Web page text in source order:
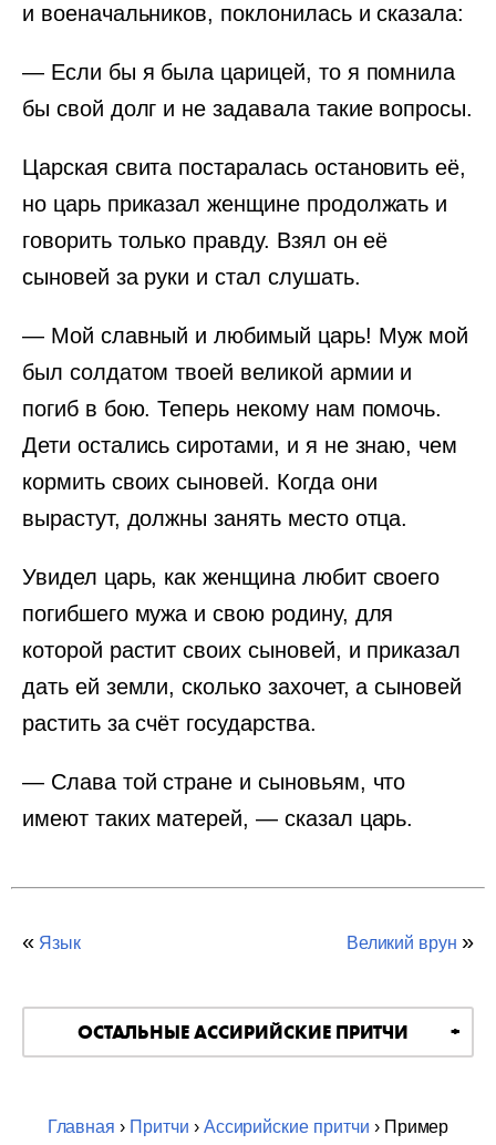
и военачальников, поклонилась и сказала:
— Если бы я была царицей, то я помнила
бы свой долг и не задавала такие вопросы.
Царская свита постаралась остановить её,
но царь приказал женщине продолжать и
говорить только правду. Взял он её
сыновей за руки и стал слушать.
— Мой славный и любимый царь! Муж мой
был солдатом твоей великой армии и
погиб в бою. Теперь некому нам помочь.
Дети остались сиротами, и я не знаю, чем
кормить своих сыновей. Когда они
вырастут, должны занять место отца.
Увидел царь, как женщина любит своего
погибшего мужа и свою родину, для
которой растит своих сыновей, и приказал
дать ей земли, сколько захочет, а сыновей
растить за счёт государства.
— Слава той стране и сыновьям, что
имеют таких матерей, — сказал царь.
« Язык Великий врун »
ОСТАЛЬНЫЕ АССИРИЙСКИЕ ПРИТЧИ
Главная › Притчи › Ассирийские притчи › Пример